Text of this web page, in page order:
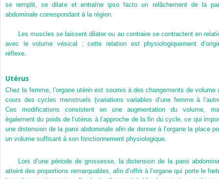
se remplit, se dilate et entraîne ipso facto un relâchement de la
abdominale correspondant à la région.
Les muscles se laissent dilater ou au contraire se contractent en
avec le volume vésical ; cette relation est physiologiquement
réflexe.
Utérus
Chez la femme, l’organe utérin est soumis à des changements de volume
cours des cycles menstruels (variations variables d’une femme à
Ces modifications consistent en une augmentation du volume,
également du poids de l’utérus à l’approche de la fin du cycle, ce qui
une distension de la paroi abdominale afin de donner à l’organe la place
un volume suffisant à son fonctionnement physiologique.
Lors d’une période de grossesse, la distension de la paroi
atteint des proportions remarquables, afin d’offrir à l’organe qui porte le